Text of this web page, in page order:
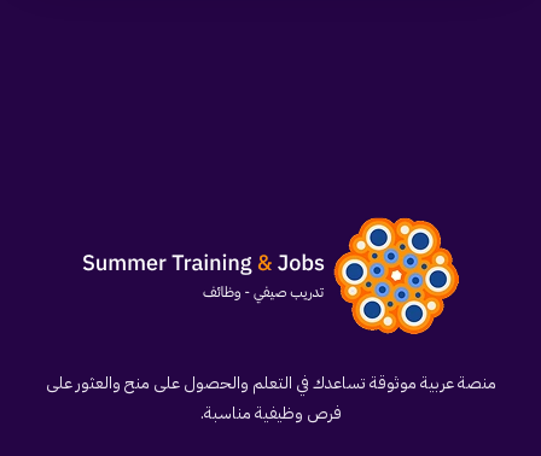
منصة عربية موثوقة تساعدك في التعلم والحصول على منح والعثور على
فرص وظيفية مناسبة.